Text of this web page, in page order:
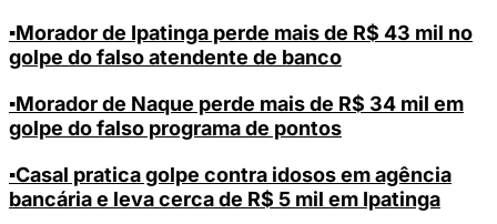
▪️Morador de Ipatinga perde mais de R$ 43 mil no
golpe do falso atendente de banco
▪️Morador de Naque perde mais de R$ 34 mil em
golpe do falso programa de pontos
▪️Casal pratica golpe contra idosos em agência
bancária e leva cerca de R$ 5 mil em Ipatinga